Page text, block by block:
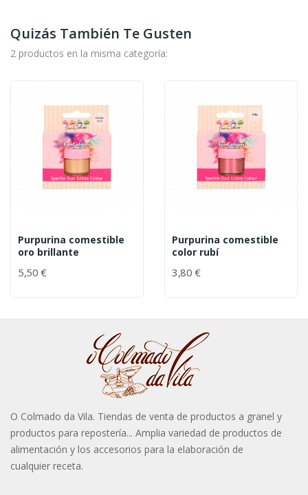
Quizás También Te Gusten
2 productos en la misma categoría:
Purpurina comestible
oro brillante
5,50 €
Purpurina comestible
color rubí
3,80 €
O Colmado da Vila. Tiendas de venta de productos a granel y
productos para repostería... Amplia variedad de productos de
alimentación y los accesorios para la elaboración de
cualquier receta.